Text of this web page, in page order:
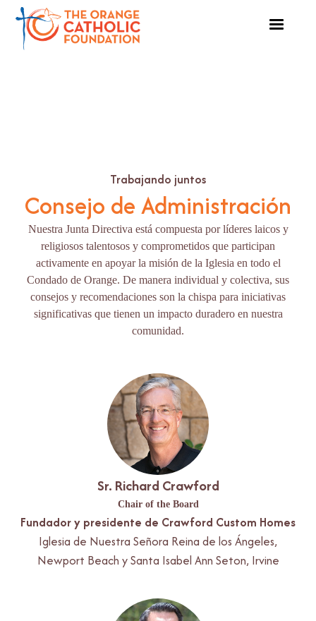
Trabajando juntos
Consejo de Administración
Nuestra Junta Directiva está compuesta por líderes laicos y
religiosos talentosos y comprometidos que participan
activamente en apoyar la misión de la Iglesia en todo el
Condado de Orange. De manera individual y colectiva, sus
consejos y recomendaciones son la chispa para iniciativas
significativas que tienen un impacto duradero en nuestra
comunidad.
Sr. Richard Crawford
Chair of the Board
Fundador y presidente de Crawford Custom Homes
Iglesia de Nuestra Señora Reina de los Ángeles,
Newport Beach y Santa Isabel Ann Seton, Irvine